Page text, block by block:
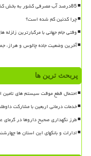
85درصد آب مصرفی کشور به بخش کشاورزی اختصاص دارد، آن هم با قیمت خیلی پایین
چرا کدئین کم شده است؟
وقتی جام جهانی با مرگبارترین
آخرین وضعیت جاده چالوس و هراز، جمعه ۲۹
پربحث ترین ها
احتمال قطع موقت سیستم های تامین
خدمات درمانی اربعین با مشارکت
طرز نگهداری صحیح داروها در گرمای
ادارات و بانکهای این استان ها